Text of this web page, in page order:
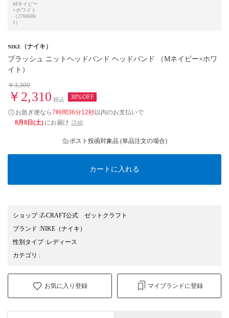
Mネイビー
×ホワイト
（2766606
1）
NIKE （ナイキ）
プラッシュ ニットヘッドバンド ヘッドバンド （Mネイビー×ホワ
イト）
￥3,300
￥2,310 税込 30%OFF
お急ぎ便なら7時間36分11秒以内のお支払いで
8月8日(土) にお届け 詳細
ポスト投函対象品 (単品注文の場合)
カートに入れる
ショップ:Z-CRAFT公式 ゼットクラフト
ブランド :NIKE （ナイキ）
性別タイプ:レディース
カテゴリ :
お気に入り登録 マイブランドに登録